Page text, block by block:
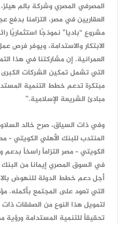
المصرفي المصري وشركة بالم
العقاريين في مصر، التزامنا بدفع
مشروع “باديا” نموذجًا استثماريًا
الابتكار والاستدامة، ويوفر فرص
العمرانية. إن مشاركتنا في هذا
التي تشمل تمكين الشركات
مبتكرة تدعم خطط التنمية
مبادئ الشريعة الإسلامية.”
وفي ذات السياق، صرح خالد
المنتدب للبنك الأهلي الكويتي –
الكويتي – مصر التزاماً راسخاً
في السوق المصري إيمانا من
أجل دعم خطط الدولة للنهوض
التي تعود على المجتمع بأكمله.
لتمويل هذا النوع من الصفقات ذات